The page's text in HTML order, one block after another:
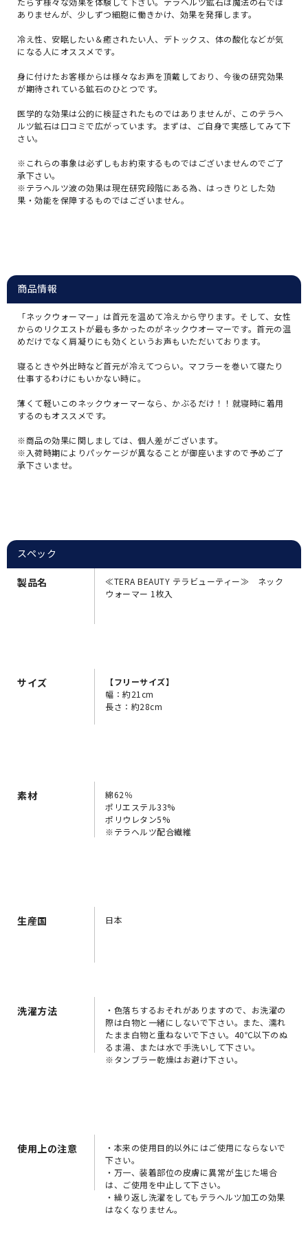
ありませんが、少しずつ細胞に働きかけ、効果を発揮します。
冷え性、安眠したい＆癒されたい人、デトックス、体の酸化などが気
になる人にオススメです。
身に付けたお客様からは様々なお声を頂戴しており、今後の研究効果
が期待されている鉱石のひとつです。
医学的な効果は公的に検証されたものではありませんが、このテラヘ
ルツ鉱石は口コミで広がっています。まずは、ご自身で実感してみて下
さい。
※これらの事象は必ずしもお約束するものではございませんのでご了
承下さい。
※テラヘルツ波の効果は現在研究段階にある為、はっきりとした効
果・効能を保障するものではございません。
商品情報
「ネックウォーマー」は首元を温めて冷えから守ります。そして、女性
からのリクエストが最も多かったのがネックウオーマーです。首元の温
めだけでなく肩凝りにも効くというお声もいただいております。
寝るときや外出時など首元が冷えてつらい。マフラーを巻いて寝たり
仕事するわけにもいかない時に。
薄くて軽いこのネックウォーマーなら、かぶるだけ！！就寝時に着用
するのもオススメです。
※商品の効果に関しましては、個人差がございます。
※入荷時期によりパッケージが異なることが御座いますので予めご了
承下さいませ。
スペック
製品名
≪TERA BEAUTY テラビューティー≫ ネック
ウォーマー 1枚入
サイズ
【フリーサイズ】
幅：約21cm
長さ：約28cm
素材
綿62％
ポリエステル33%
ポリウレタン5%
※テラヘルツ配合繊維
生産国 日本
洗濯方法
・色落ちするおそれがありますので、お洗濯の
際は白物と一緒にしないで下さい。また、濡れ
たまま白物と重ねないで下さい。40℃以下のぬ
るま湯、または水で手洗いして下さい。
※タンブラー乾燥はお避け下さい。
使用上の注意
・本来の使用目的以外にはご使用にならないで
下さい。
・万一、装着部位の皮膚に異常が生じた場合
は、ご使用を中止して下さい。
・繰り返し洗濯をしてもテラヘルツ加工の効果
はなくなりません。